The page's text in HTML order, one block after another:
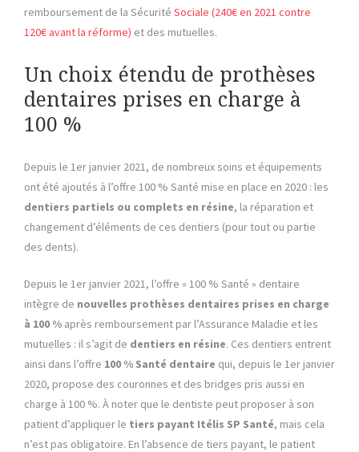
remboursement de la Sécurité Sociale (240€ en 2021 contre
120€ avant la réforme) et des mutuelles.
Un choix étendu de prothèses
dentaires prises en charge à
100 %
Depuis le 1er janvier 2021, de nombreux soins et équipements
ont été ajoutés à l’offre 100 % Santé mise en place en 2020 : les
dentiers partiels ou complets en résine, la réparation et
changement d’éléments de ces dentiers (pour tout ou partie
des dents).
Depuis le 1er janvier 2021, l’offre « 100 % Santé » dentaire
intègre de nouvelles prothèses dentaires prises en charge
à 100 % après remboursement par l’Assurance Maladie et les
mutuelles : il s’agit de dentiers en résine. Ces dentiers entrent
ainsi dans l’offre 100 % Santé dentaire qui, depuis le 1er janvier
2020, propose des couronnes et des bridges pris aussi en
charge à 100 %. À noter que le dentiste peut proposer à son
patient d’appliquer le tiers payant Itélis SP Santé, mais cela
n’est pas obligatoire. En l’absence de tiers payant, le patient